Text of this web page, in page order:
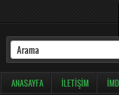
ANASAYFA İLETIŞIM